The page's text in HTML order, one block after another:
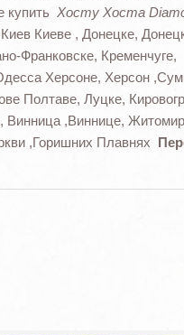
купить Хосту Хоста
Киеве , Донецке,
Франковске, Кременчуге,
Херсоне, Херсон
Полтаве, Луцке,
Винница ,Виннице, Житомир
,Горишних Плавнях